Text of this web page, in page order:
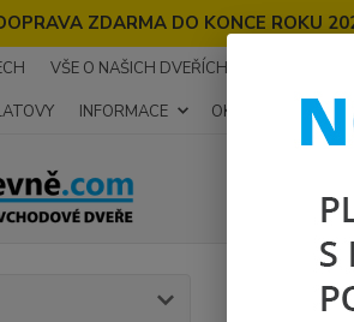
ZDARMA DO KONCE ROKU
VŠE O NAŠICH DVEŘÍCH
INFORMACE OKNA NA MÍRU